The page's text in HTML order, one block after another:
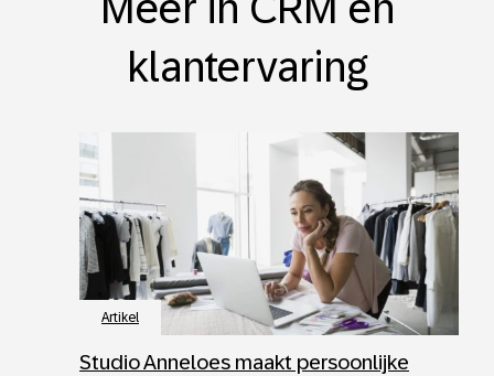
Meer in CRM en
klantervaring
Artikel
Studio Anneloes maakt persoonlijke